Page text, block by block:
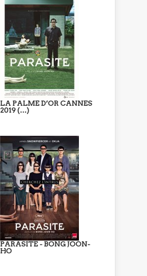
LA PALME D’OR CANNES
2019 (…)
PARASITE - BONG JOON-
HO